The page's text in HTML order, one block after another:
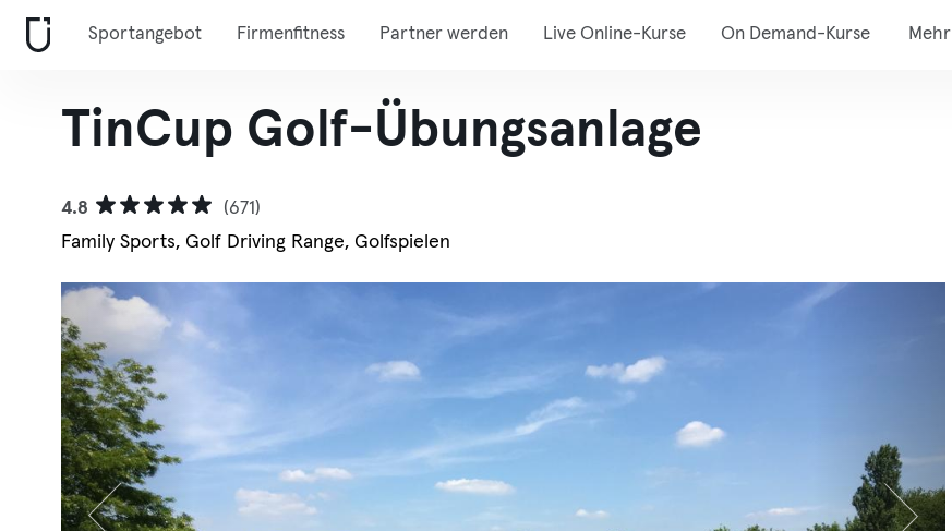
Sportangebot Firmenfitness Partner werden Live Online-Kurse On Demand-Kurse Mehr
TinCup Golf-Übungsanlage
4.8
(671)
Family Sports, Golf Driving Range, Golfspielen